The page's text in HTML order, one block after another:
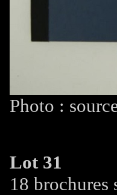
Photo :
Lot 31
18